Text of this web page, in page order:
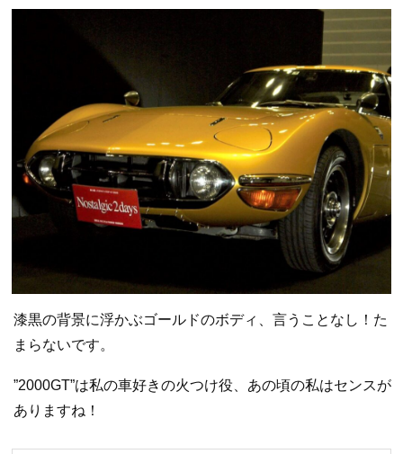
漆黒の背景に浮かぶゴールドのボディ、言うことなし！た
まらないです。
”2000GT”は私の車好きの火つけ役、あの頃の私はセンスが
ありますね！